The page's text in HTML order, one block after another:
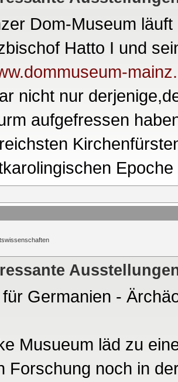
Dom-Museum
Hatto I und
nicht nur
aufgefressen
Epoche
Germanien -
Musueum läd zu
Forschung noch in